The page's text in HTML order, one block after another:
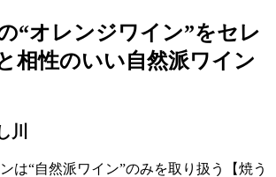
“オレンジワイン”をセレ
相性のいい自然派ワイン
川
は“自然派ワイン”のみを取り扱う【焼う